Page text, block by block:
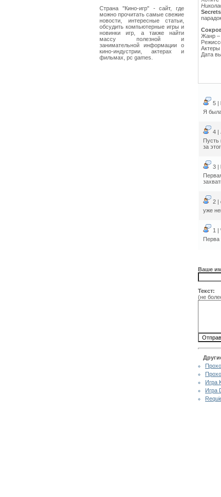
Страна "Кино-игр" - сайт, где
можно прочитать самые свежие
новости, интересные статьи,
обсудить компьютерные игры и
новинки игр, а также найти
массу полезной и
занимательной информации о
кино-индустрии, актерах и
фильмах, pc games.
Secrets
Жанр –
Актеры
Дата
5 |
Я
4 |
Пусть
за
3 |
2 |
уже
1 |
Перва
Ваше
Текст:
(не
Игра
Игра